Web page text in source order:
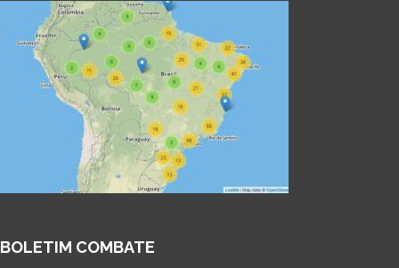
BOLETIM COMBATE